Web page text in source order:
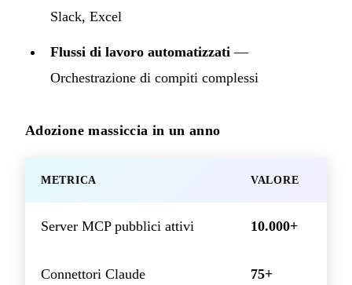
Slack, Excel
Flussi di lavoro automatizzati —
Orchestrazione di compiti complessi
Adozione massiccia in un anno
METRICA VALORE
Server MCP pubblici attivi 10.000+
Connettori Claude 75+